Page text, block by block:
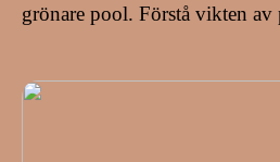
grönare pool. Förstå vikten